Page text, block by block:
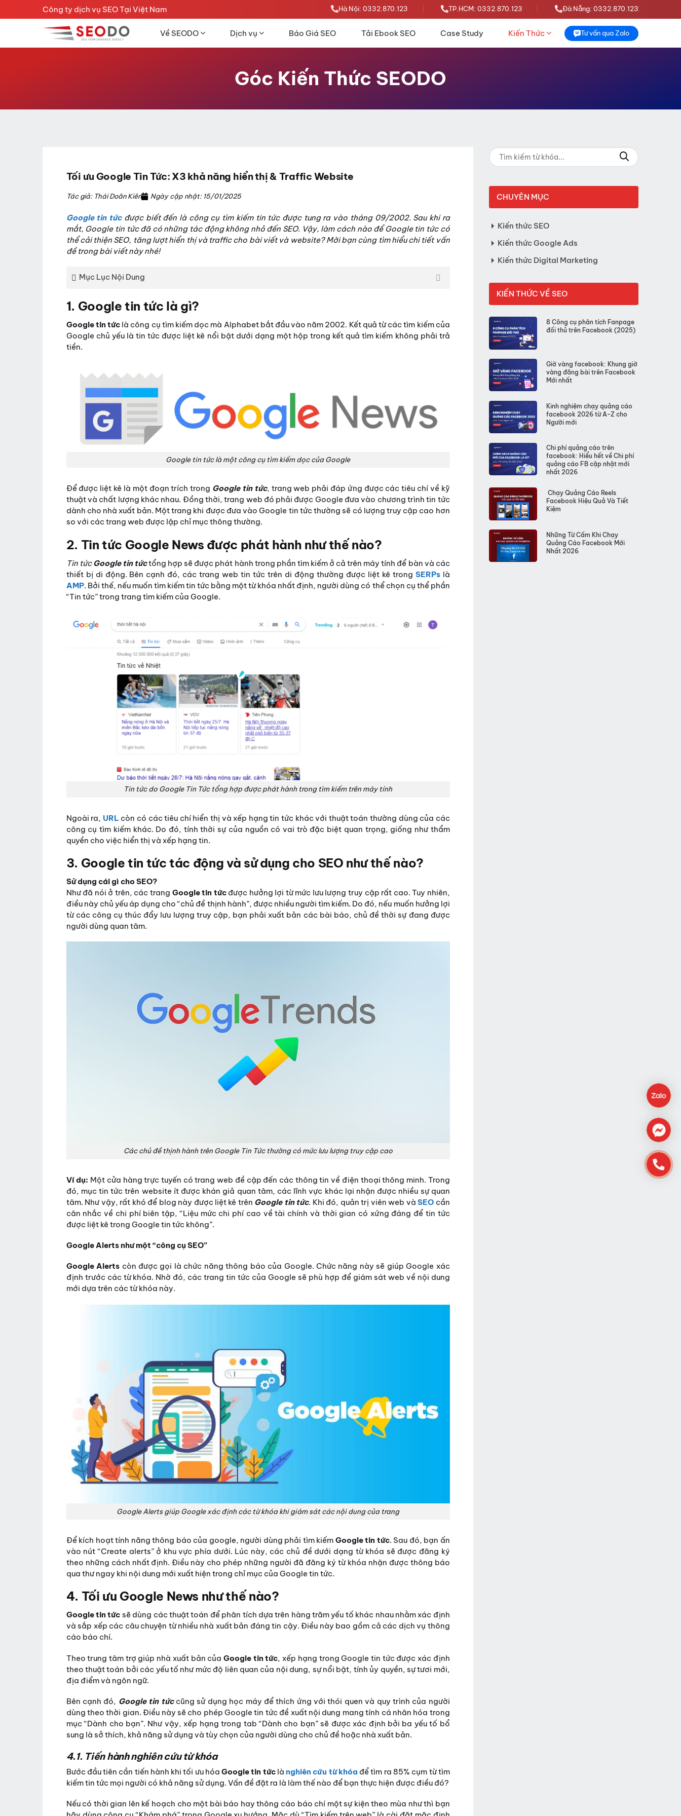
đến
Công ty dịch vụ SEO Tại Việt Nam Hà Nội: 0332.870.123 TP.HCM: 0332.870.123 Đà Nẵng: 0332.870.123
Về SEODO Dịch vụ Báo Giá SEO Tải Ebook SEO Case Study Kiến Thức Tư vấn qua Zalo
Góc Kiến Thức SEODO
Tối ưu Google Tin Tức: X3 khả năng hiển thị & Traffic Website
Tác giả: Thái Doãn Kiên Ngày cập nhật: 15/01/2025
Google tin tứcđược biết đến là công cụ tìm kiếm tin tức được tung ra vào tháng 09/2002. Sau khi ra
mắt, Google tin tức đã có những tác động không nhỏ đến SEO. Vậy, làm cách nào để Google tin tức có
thể cải thiện SEO, tăng lượt hiển thị và traffic cho bài viết và website? Mời bạn cùng tìm hiểu chi tiết vấn
đề trong bài viết này nhé!
Mục Lục Nội Dung
1. Google tin tức là gì?
Google tin tức là công cụ tìm kiếm dọc mà Alphabet bắt đầu vào năm 2002. Kết quả từ các tìm kiếm của
Google chủ yếu là tin tức được liệt kê nổi bật dưới dạng một hộp trong kết quả tìm kiếm không phải trả
tiền.
Google tin tức là một công cụ tìm kiếm dọc của Google
Để được liệt kê là một đoạn trích trong Google tin tức, trang web phải đáp ứng được các tiêu chí về kỹ
thuật và chất lượng khác nhau. Đồng thời, trang web đó phải được Google đưa vào chương trình tin tức
dành cho nhà xuất bản. Một trang khi được đưa vào Google tin tức thường sẽ có lượng truy cập cao hơn
so với các trang web được lập chỉ mục thông thường.
2. Tin tức Google News được phát hành như thế nào?
Tin tứcGoogle tin tứctổng hợp sẽ được phát hành trong phần tìm kiếm ở cả trên máy tính để bàn và các
thiết bị di động. Bên cạnh đó, các trang web tin tức trên di động thường được liệt kê trong SERPslà
AMP. Bởi thế, nếu muốn tìm kiếm tin tức bằng một từ khóa nhất định, người dùng có thể chọn cụ thể phần
“Tin tức” trong trang tìm kiếm của Google.
Tin tức do Google Tin Tức tổng hợp được phát hành trong tìm kiếm trên máy tính
Ngoài ra, URL còn có các tiêu chí hiển thị và xếp hạng tin tức khác với thuật toán thường dùng của các
công cụ tìm kiếm khác. Do đó, tính thời sự của nguồn có vai trò đặc biệt quan trọng, giống như thẩm
quyền cho việc hiển thị và xếp hạng tin.
3. Google tin tức tác động và sử dụng cho SEO như thế nào?
Sử dụng cái gì cho SEO?
Như đã nói ở trên, các trang Google tin tức được hưởng lợi từ mức lưu lượng truy cập rất cao. Tuy nhiên,
điều này chủ yếu áp dụng cho “chủ đề thịnh hành”, được nhiều người tìm kiếm. Do đó, nếu muốn hưởng lợi
từ các công cụ thúc đẩy lưu lượng truy cập, bạn phải xuất bản các bài báo, chủ đề thời sự đang được
người dùng quan tâm.
Các chủ đề thịnh hành trên Google Tin Tức thường có mức lưu lượng truy cập cao
Ví dụ: Một cửa hàng trực tuyến có trang web đề cập đến các thông tin về điện thoại thông minh. Trong
đó, mục tin tức trên website ít được khán giả quan tâm, các lĩnh vực khác lại nhận được nhiều sự quan
tâm. Như vậy, rất khó để blog này được liệt kê trên Google tin tức. Khi đó, quản trị viên web vàSEO cần
cân nhắc về chi phí biên tập, “Liệu mức chi phí cao về tài chính và thời gian có xứng đáng để tin tức
được liệt kê trong Google tin tức không”.
Google Alerts như một “công cụ SEO”
Google Alerts còn được gọi là chức năng thông báo của Google. Chức năng này sẽ giúp Google xác
định trước các từ khóa. Nhờ đó, các trang tin tức của Google sẽ phù hợp để giám sát web về nội dung
mới dựa trên các từ khóa này.
Google Alerts giúp Google xác định các từ khóa khi giám sát các nội dung của trang
Để kích hoạt tính năng thông báo của google, người dùng phải tìm kiếm Google tin tức. Sau đó, bạn ấn
vào nút “Create alerts” ở khu vực phía dưới. Lúc này, các chủ đề dưới dạng từ khóa sẽ được đăng ký
theo những cách nhất định. Điều này cho phép những người đã đăng ký từ khóa nhận được thông báo
qua thư ngay khi nội dung mới xuất hiện trong chỉ mục của Google tin tức.
4. Tối ưu Google News như thế nào?
Google tin tức sẽ dùng các thuật toán để phân tích dựa trên hàng trăm yếu tố khác nhau nhằm xác định
và sắp xếp các câu chuyện từ nhiều nhà xuất bản đáng tin cậy. Điều này bao gồm cả các dịch vụ thông
cáo báo chí.
Theo trung tâm trợ giúp nhà xuất bản của Google tin tức, xếp hạng trong Google tin tức được xác định
theo thuật toán bởi các yếu tố như mức độ liên quan của nội dung, sự nổi bật, tính ủy quyền, sự tươi mới,
địa điểm và ngôn ngữ.
Bên cạnh đó, Google tin tứccũng sử dụng học máy để thích ứng với thói quen và quy trình của người
dùng theo thời gian. Điều này sẽ cho phép Google tin tức đề xuất nội dung mang tính cá nhân hóa trong
mục “Dành cho bạn”. Như vậy, xếp hạng trong tab “Dành cho bạn” sẽ được xác định bởi ba yếu tố bổ
sung là sở thích, khả năng sử dụng và tùy chọn của người dùng cho chủ đề hoặc nhà xuất bản.
4.1. Tiến hành nghiên cứu từ khóa
Bước đầu tiên cần tiến hành khi tối ưu hóaGoogle tin tứclànghiên cứu từ khóa để tìm ra 85% cụm từ tìm
kiếm tin tức mọi người có khả năng sử dụng. Vấn đề đặt ra là làm thế nào để bạn thực hiện được điều đó?
Nếu có thời gian lên kế hoạch cho một bài báo hay thông cáo báo chí một sự kiện theo mùa như thì bạn
CHUYÊN MỤC
Kiến thức SEO
Kiến thức Google Ads
Kiến thức Digital Marketing
KIẾN THỨC VỀ SEO
8 Công cụ phân tích Fanpage
đối thủ trên Facebook (2025)
Giờ vàng facebook: Khung giờ
vàng đăng bài trên Facebook
Mới nhất
Kinh nghiệm chạy quảng cáo
facebook 2026 từ A-Z cho
Người mới
Chi phí quảng cáo trên
facebook: Hiểu hết về Chi phí
quảng cáo FB cập nhật mới
nhất 2026
Chạy Quảng Cáo Reels
Facebook Hiệu Quả Và Tiết
Kiệm
Những Từ Cấm Khi Chạy
Quảng Cáo Facebook Mới
Nhất 2026